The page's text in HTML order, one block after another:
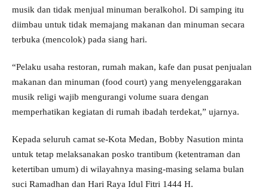
musik dan tidak menjual minuman beralkohol. Di samping itu
diimbau untuk tidak memajang makanan dan minuman secara
terbuka (mencolok) pada siang hari.
“Pelaku usaha restoran, rumah makan, kafe dan pusat penjualan
makanan dan minuman (food court) yang menyelenggarakan
musik religi wajib mengurangi volume suara dengan
memperhatikan kegiatan di rumah ibadah terdekat,” ujarnya.
Kepada seluruh camat se-Kota Medan, Bobby Nasution minta
untuk tetap melaksanakan posko trantibum (ketentraman dan
ketertiban umum) di wilayahnya masing-masing selama bulan
suci Ramadhan dan Hari Raya Idul Fitri 1444 H.